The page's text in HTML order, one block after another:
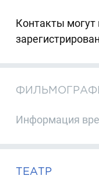
Контакты могут
Информация
ТЕАТР